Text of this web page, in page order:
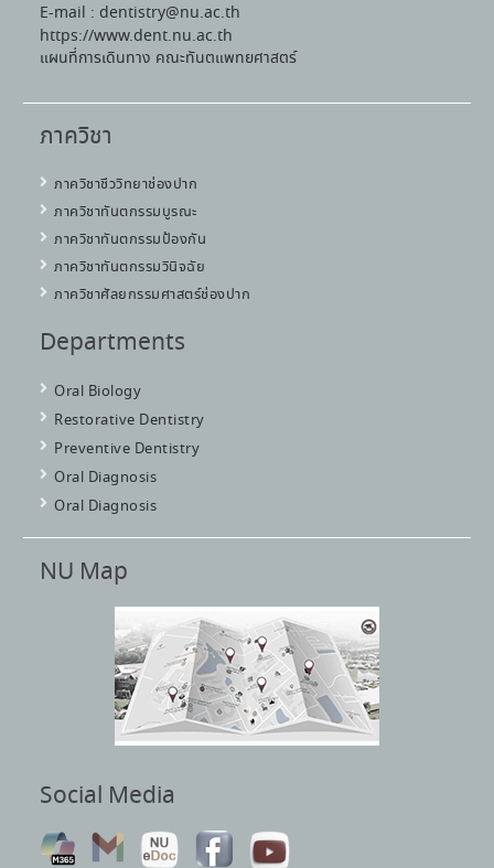
E-mail : dentistry@nu.ac.th
https://www.dent.nu.ac.th
แผนที่การเดินทาง คณะทันตแพทยศาสตร์
ภาควิชา
ภาควิชาชีววิทยาช่องปาก
ภาควิชาทันตกรรมบูรณะ
ภาควิชาทันตกรรมป้องกัน
ภาควิชาทันตกรรมวินิจฉัย
ภาควิชาศัลยกรรมศาสตร์ช่องปาก
Departments
Oral Biology
Restorative Dentistry
Preventive Dentistry
Oral Diagnosis
Oral Diagnosis
NU Map
Social Media